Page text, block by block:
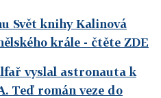
Svět knihy Kalinová
krále - čtěte ZDE
vyslal astronauta k
Teď román veze do